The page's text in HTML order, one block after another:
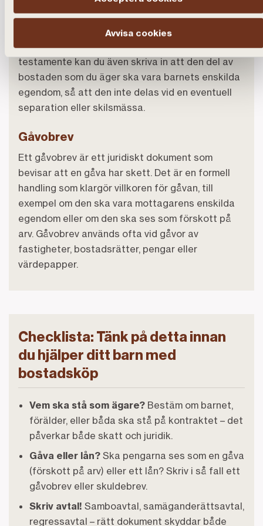
Avvisa cookies
barnen efter din bortgång. I ett testamente kan
du skriva att bostadsstödet inte ska påverka
arvet – eller att det ska göra det. I ett
testamente kan du även skriva in att den del av
bostaden som du äger ska vara barnets enskilda
egendom, så att den inte delas vid en eventuell
separation eller skilsmässa.
Gåvobrev
Ett gåvobrev är ett juridiskt dokument som
bevisar att en gåva har skett. Det är en formell
handling som klargör villkoren för gåvan, till
exempel om den ska vara mottagarens enskilda
egendom eller om den ska ses som förskott på
arv. Gåvobrev används ofta vid gåvor av
fastigheter, bostadsrätter, pengar eller
värdepapper.
Checklista: Tänk på detta innan
du hjälper ditt barn med
bostadsköp
Vem ska stå som ägare? Bestäm om barnet,
förälder, eller båda ska stå på kontraktet – det
påverkar både skatt och juridik.
Gåva eller lån?Ska pengarna ses som en gåva
(förskott på arv) eller ett lån? Skriv i så fall ett
gåvobrev eller skuldebrev.
Skriv avtal! Samboavtal, samäganderättsavtal,
regressavtal – rätt dokument skyddar både